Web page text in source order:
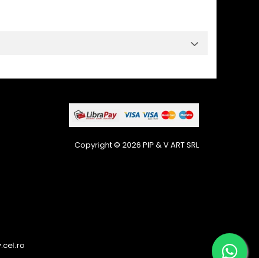
Copyright © 2026 PIP & V ART SRL